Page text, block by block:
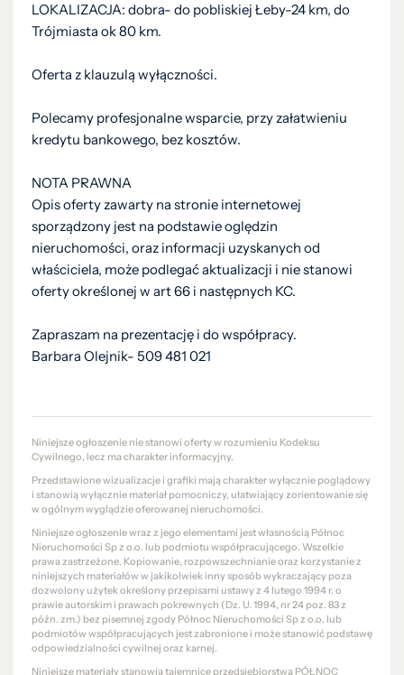
LOKALIZACJA: dobra- do pobliskiej Łeby-24 km, do
Trójmiasta ok 80 km.
Oferta z klauzulą wyłączności.
Polecamy profesjonalne wsparcie, przy załatwieniu
kredytu bankowego, bez kosztów.
NOTA PRAWNA
Opis oferty zawarty na stronie internetowej
sporządzony jest na podstawie oględzin
nieruchomości, oraz informacji uzyskanych od
właściciela, może podlegać aktualizacji i nie stanowi
oferty określonej w art 66 i następnych KC.
Zapraszam na prezentację i do współpracy.
Barbara Olejnik- 509 481 021
Niniejsze ogłoszenie nie stanowi oferty w rozumieniu Kodeksu
Cywilnego, lecz ma charakter informacyjny.
Przedstawione wizualizacje i grafiki mają charakter wyłącznie poglądowy
i stanowią wyłącznie materiał pomocniczy, ułatwiający zorientowanie się
w ogólnym wyglądzie oferowanej nieruchomości.
Niniejsze ogłoszenie wraz z jego elementami jest własnością Północ
Nieruchomości Sp z o.o. lub podmiotu współpracującego. Wszelkie
prawa zastrzeżone. Kopiowanie, rozpowszechnianie oraz korzystanie z
niniejszych materiałów w jakikolwiek inny sposób wykraczający poza
dozwolony użytek określony przepisami ustawy z 4 lutego 1994 r. o
prawie autorskim i prawach pokrewnych (Dz. U. 1994, nr 24 poz. 83 z
późn. zm.) bez pisemnej zgody Północ Nieruchomości Sp z o.o. lub
podmiotów współpracujących jest zabronione i może stanowić podstawę
odpowiedzialności cywilnej oraz karnej.
Niniejsze materiały stanowią tajemnicę przedsiębiorstwa PÓŁNOC